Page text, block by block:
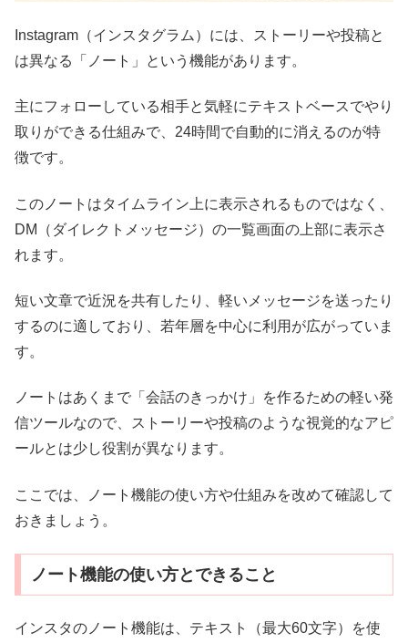
Instagram（インスタグラム）には、ストーリーや投稿と
は異なる「ノート」という機能があります。
主にフォローしている相手と気軽にテキストベースでやり
取りができる仕組みで、24時間で自動的に消えるのが特
徴です。
このノートはタイムライン上に表示されるものではなく、
DM（ダイレクトメッセージ）の一覧画面の上部に表示さ
れます。
短い文章で近況を共有したり、軽いメッセージを送ったり
するのに適しており、若年層を中心に利用が広がっていま
す。
ノートはあくまで「会話のきっかけ」を作るための軽い発
信ツールなので、ストーリーや投稿のような視覚的なアピ
ールとは少し役割が異なります。
ここでは、ノート機能の使い方や仕組みを改めて確認して
おきましょう。
ノート機能の使い方とできること
インスタのノート機能は、テキスト（最大60文字）を使